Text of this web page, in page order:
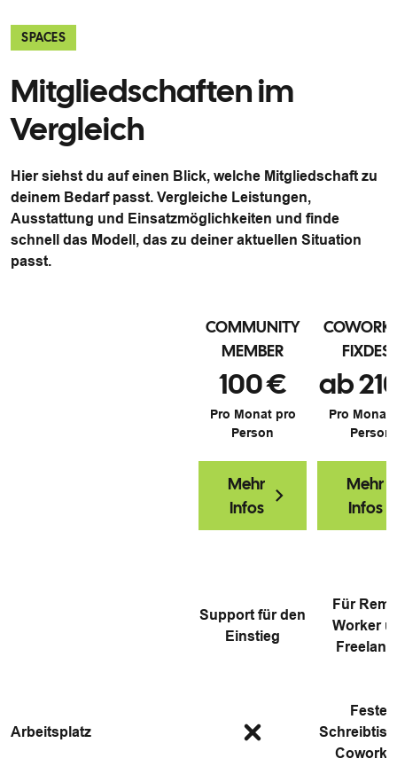
SPACES
Mitgliedschaften im
Vergleich
Hier siehst du auf einen Blick, welche Mitgliedschaft zu
deinem Bedarf passt. Vergleiche Leistungen,
Ausstattung und Einsatzmöglichkeiten und finde
schnell das Modell, das zu deiner aktuellen Situation
passt.
COMMUNITY
MEMBER
100 €
Pro Monat pro
Person
Mehr
Infos
ab
Pro Monat
Person
Mehr
Infos
Support für den
Einstieg
Für
Worker
Arbeitsplatz
Fester